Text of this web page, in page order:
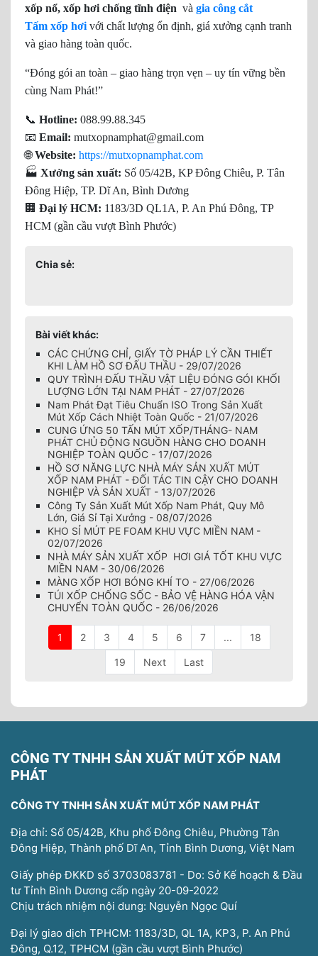
xốp nổ, xốp hơi chống tĩnh điện và gia công cắt
Tấm xốp hơi với chất lượng ổn định, giá xưởng cạnh tranh
và giao hàng toàn quốc.
“Đóng gói an toàn – giao hàng trọn vẹn – uy tín vững bền
cùng Nam Phát!”
📞 Hotline: 088.99.88.345
📧 Email: mutxopnamphat@gmail.com
🌐Website: https://mutxopnamphat.com
🏭 Xưởng sản xuất: Số 05/42B, KP Đông Chiêu, P. Tân
Đông Hiệp, TP. Dĩ An, Bình Dương
🏢 Đại lý HCM: 1183/3D QL1A, P. An Phú Đông, TP
HCM (gần cầu vượt Bình Phước)
Chia sẻ:
Bài viết khác:
CÁC CHỨNG CHỈ, GIẤY TỜ PHÁP LÝ CẦN THIẾT
KHI LÀM HỒ SƠ ĐẤU THẦU - 29/07/2026
QUY TRÌNH ĐẤU THẦU VẬT LIỆU ĐÓNG GÓI KHỐI
LƯỢNG LỚN TẠI NAM PHÁT - 27/07/2026
Nam Phát Đạt Tiêu Chuẩn ISO Trong Sản Xuất
Mút Xốp Cách Nhiệt Toàn Quốc - 21/07/2026
CUNG ỨNG 50 TẤN MÚT XỐP/THÁNG- NAM
PHÁT CHỦ ĐỘNG NGUỒN HÀNG CHO DOANH
NGHIỆP TOÀN QUỐC - 17/07/2026
HỒ SƠ NĂNG LỰC NHÀ MÁY SẢN XUẤT MÚT
XỐP NAM PHÁT - ĐỐI TÁC TIN CẬY CHO DOANH
NGHIỆP VÀ SẢN XUẤT - 13/07/2026
Công Ty Sản Xuất Mút Xốp Nam Phát, Quy Mô
Lớn, Giá Sỉ Tại Xưởng - 08/07/2026
KHO SỈ MÚT PE FOAM KHU VỰC MIỀN NAM -
02/07/2026
NHÀ MÁY SẢN XUẤT XỐP HƠI GIÁ TỐT KHU VỰC
MIỀN NAM - 30/06/2026
MÀNG XỐP HƠI BÓNG KHÍ TO - 27/06/2026
TÚI XỐP CHỐNG SỐC - BẢO VỆ HÀNG HÓA VẬN
CHUYỂN TOÀN QUỐC - 26/06/2026
1 2 3 4 5 6 7 ... 18
19 Next Last
CÔNG TY TNHH SẢN XUẤT MÚT XỐP NAM
PHÁT
CÔNG TY TNHH SẢN XUẤT MÚT XỐP NAM PHÁT
Địa chỉ: Số 05/42B, Khu phố Đông Chiêu, Phường Tân
Đông Hiệp, Thành phố Dĩ An, Tỉnh Bình Dương, Việt Nam
Giấy phép ĐKKD số 3703083781 - Do: Sở Kế hoạch & Đầu
tư Tỉnh Bình Dương cấp ngày 20-09-2022
Chịu trách nhiệm nội dung: Nguyễn Ngọc Quí
Đại lý giao dịch TPHCM: 1183/3D, QL 1A, KP3, P. An Phú
Đông, Q.12, TPHCM (gần cầu vượt Bình Phước)